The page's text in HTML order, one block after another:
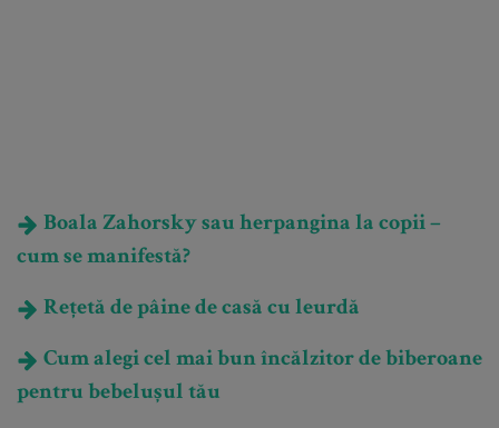
Boala Zahorsky sau herpangina la copii –
cum se manifestă?
Rețetă de pâine de casă cu leurdă
Cum alegi cel mai bun încălzitor de biberoane
pentru bebelușul tău